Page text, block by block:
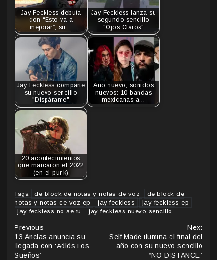
Jay Feckless debuta
con “Esto va a
mejorar”, su…
Jay Feckless lanza su
segundo sencillo
"Ojos Claros"
Jay Feckless comparte
su nuevo sencillo
"Dispárame"
Año nuevo, sonidos
nuevos: 10 bandas
mexicanas a…
20 acontecimientos
que marcaron el 2022
(en el punk)
Tags: de block de notas y notas de voz
de block de
notas y notas de voz ep
jay feckless
jay feckless ep
jay feckless no se tu
jay feckless nuevo sencillo
Continue
Reading
Previous
13 Anclas anuncia su
llegada con ‘Adiós Los
Sueños’
Next
Self Made ilumina el final del
año con su nuevo sencillo
“NO DISTANCE”